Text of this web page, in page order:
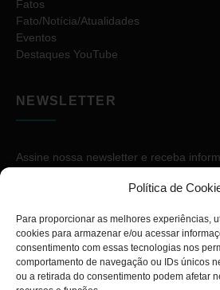
Política de
Para proporcionar as melhores experiências,
cookies para armazenar e/ou acessar
consentimento com essas tecnologias nos
comportamento de navegação ou IDs únicos
ou a retirada do consentimento podem afetar
Fatos
Fato/Notícia/Atualidades
Eventos
Destaques YouTube
NEWSLETTER
Assine nossa newsletter e receba